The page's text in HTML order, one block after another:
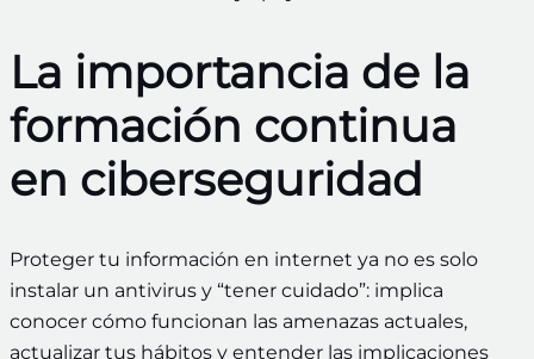
La importancia de la
formación continua
en ciberseguridad
Proteger tu información en internet ya no es solo
instalar un antivirus y “tener cuidado”: implica
conocer cómo funcionan las amenazas actuales,
actualizar tus hábitos y entender las implicaciones